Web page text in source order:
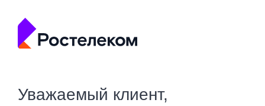
Уважаемый клиент,